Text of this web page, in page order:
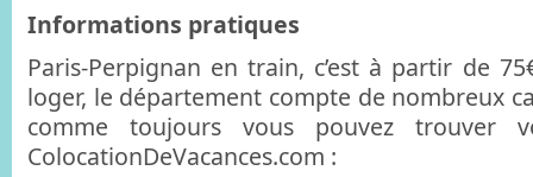
Informations pratiques
Paris-Perpignan en train, c’est à partir de
loger, le département compte de nombreux
comme toujours vous pouvez trouver
ColocationDeVacances.com :